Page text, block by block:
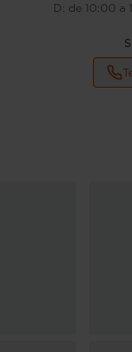
D: de 10:00 a